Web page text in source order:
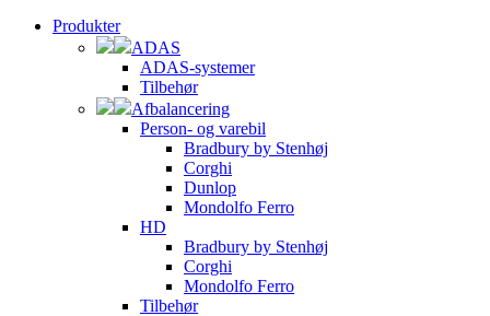
Produkter
ADAS
ADAS-systemer
Tilbehør
Afbalancering
Person- og varebil
Bradbury by Stenhøj
Corghi
Dunlop
Mondolfo Ferro
HD
Bradbury by Stenhøj
Corghi
Mondolfo Ferro
Tilbehør